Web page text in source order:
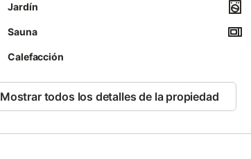
Jardín
Sauna
Calefacción
Mostrar todos los detalles de la propiedad